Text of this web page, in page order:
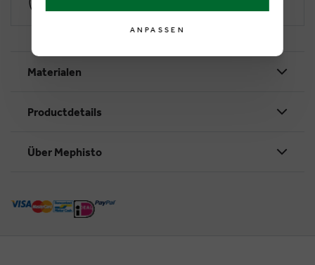
Materialen
Productdetails
Über Mephisto
ANPASSEN